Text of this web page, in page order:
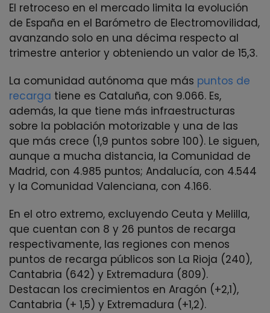
El retroceso en el mercado limita la evolución
de España en el Barómetro de Electromovilidad,
avanzando solo en una décima respecto al
trimestre anterior y obteniendo un valor de 15,3.
La comunidad autónoma que más puntos de
recarga tiene es Cataluña, con 9.066. Es,
además, la que tiene más infraestructuras
sobre la población motorizable y una de las
que más crece (1,9 puntos sobre 100). Le siguen,
aunque a mucha distancia, la Comunidad de
Madrid, con 4.985 puntos; Andalucía, con 4.544
y la Comunidad Valenciana, con 4.166.
En el otro extremo, excluyendo Ceuta y Melilla,
que cuentan con 8 y 26 puntos de recarga
respectivamente, las regiones con menos
puntos de recarga públicos son La Rioja (240),
Cantabria (642) y Extremadura (809).
Destacan los crecimientos en Aragón (+2,1),
Cantabria (+ 1,5) y Extremadura (+1,2).